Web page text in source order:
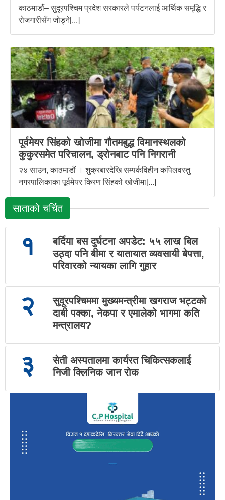
काठमाडौं– सुदूरपश्चिम प्रदेश सरकारले पर्यटनलाई आर्थिक समृद्धि र
रोजगारीसँग जोड्ने[...]
पूर्वमेयर सिंहको खोजीमा गौतमबुद्ध विमानस्थलको
कुकुरसमेत परिचालन, ड्रोनबाट पनि निगरानी
२४ साउन, काठमाडौं । शुक्रबारदेखि सम्पर्कविहीन कपिलवस्तु
नगरपालिकाका पूर्वमेयर किरण सिंहको खोजीमा[...]
साताको चर्चित
१
बर्दिया बस दुर्घटना अपडेट: ५५ लाख बिल
उठ्दा पनि बीमा र यातायात व्यवसायी बेपत्ता,
परिवारको न्यायका लागि गुहार
२
सुदूरपश्चिममा मुख्यमन्त्रीमा खगराज भट्टको
दाबी पक्का, नेकपा र एमालेको भागमा कति
मन्त्रालय?
३
सेती अस्पतालमा कार्यरत चिकित्सकलाई
निजी क्लिनिक जान रोक